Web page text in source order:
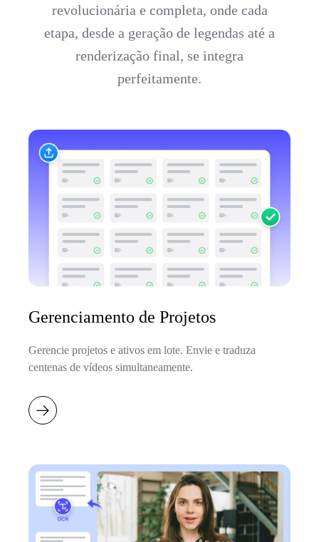
revolucionária e completa, onde cada
etapa, desde a geração de legendas até a
renderização final, se integra
perfeitamente.
Gerenciamento de Projetos
Gerencie projetos e ativos em lote. Envie e traduza
centenas de vídeos simultaneamente.